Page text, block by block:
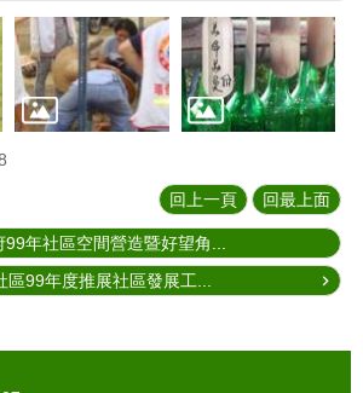
回上一頁 回最上面
99年社區空間營造暨好望角...
區99年度推展社區發展工...